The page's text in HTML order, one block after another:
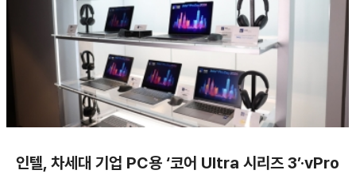
인텔, 차세대 기업 PC용 ‘코어 Ultra 시리즈 3’·vPro